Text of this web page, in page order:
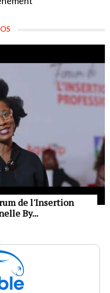
de l'Insertion
By...